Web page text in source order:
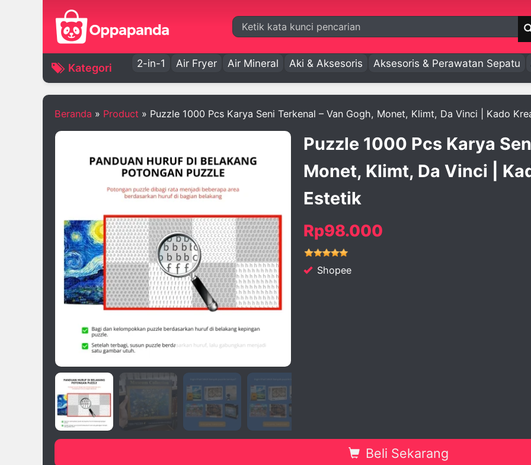
Cari
Kategori 2-in-1 Air Fryer Air Mineral Aki & Aksesoris Aksesoris & Perawatan Sepatu
Beranda » Product » Puzzle 1000 Pcs Karya Seni Terkenal – Van Gogh, Monet, Klimt, Da Vinci | Kado
click image to preview
Puzzle 1000 Pcs Karya
Monet, Klimt, Da Vinci |
Estetik
Rp98.000
Shopee
Beli Sekarang